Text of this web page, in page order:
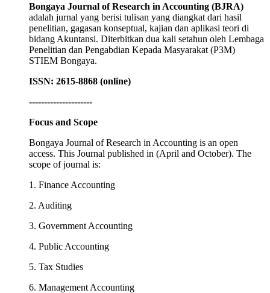
Bongaya Journal of Research in Accounting (BJRA)
adalah jurnal yang berisi tulisan yang diangkat dari hasil
penelitian, gagasan konseptual, kajian dan aplikasi teori di
bidang Akuntansi. Diterbitkan dua kali setahun oleh Lembaga
Penelitian dan Pengabdian Kepada Masyarakat (P3M)
STIEM Bongaya.
ISSN: 2615-8868 (online)
---------------------
Focus and Scope
Bongaya Journal of Research in Accounting is an open
access. This Journal published in (April and October). The
scope of journal is:
1. Finance Accounting
2. Auditing
3. Government Accounting
4. Public Accounting
5. Tax Studies
6. Management Accounting